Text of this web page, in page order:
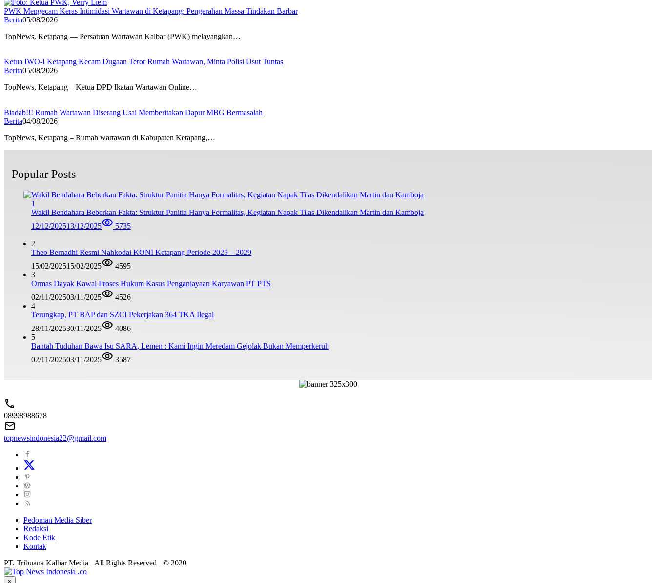
PWK Mengecam Keras Intimidasi Wartawan di Ketapang: Pengerahan Massa Tindakan Barbar
Berita05/08/2026
TopNews, Ketapang — Persatuan Wartawan Kalbar (PWK) melayangkan…
Ketua IWO-I Ketapang Kecam Dugaan Teror Rumah Wartawan, Minta Polisi Usut Tuntas
Berita05/08/2026
TopNews, Ketapang – Ketua DPD Ikatan Wartawan Online…
Biadab!!! Rumah Wartawan Diserang Usai Memberitakan Dapur MBG Bermasalah
Berita04/08/2026
TopNews, Ketapang – Rumah wartawan di Kabupaten Ketapang,…
Popular Posts
1
Wakil Bendahara Beberkan Fakta: Struktur Panitia Hanya Formalitas, Kegiatan Napak Tilas Dikendalikan Martin dan Kamboja
12/12/202513/12/2025 5735
2
Theo Bernadhi Resmi Nahkodai KONI Ketapang Periode 2025 – 2029
15/02/202515/02/2025
4595
3
Ormas Dayak Kawal Proses Hukum Kasus Penganiayaan Karyawan PT PTS
02/11/202503/11/2025
4526
4
Terungkap, PT BAP dan SZCI Pekerjakan 364 TKA Ilegal
28/11/202530/11/2025
4086
5
Bantah Tuduhan Bawa Isu SARA, Lemen : Kami Ingin Meredam Gejolak Bukan Memperkeruh
02/11/202503/11/2025 3587
08998988678
topnewsindonesia22@gmail.com
Pedoman Media Siber
Redaksi
Kode Etik
Kontak
PT. Tribuana Kalbar Media - All Rights Reserved - © 2020
×